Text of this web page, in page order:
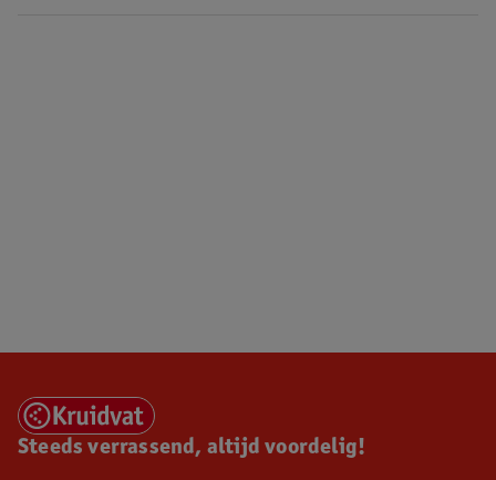
Steeds verrassend, altijd voordelig!